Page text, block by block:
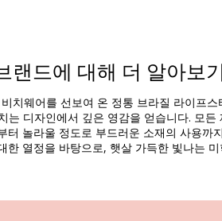
소재 구성
(LYCRA) - OEKO-TEX - Chlorine
- OEKO-TEX - Chlorine Resistant
랜드에 대해 더 알아보
치웨어를 선보여 온 정통 브라질 라이프
는 디자인에서 깊은 영감을 얻습니다. 모
터 놀라울 정도로 부드러운 소재의 사용
한 열정을 바탕으로, 햇살 가득한 빛나는